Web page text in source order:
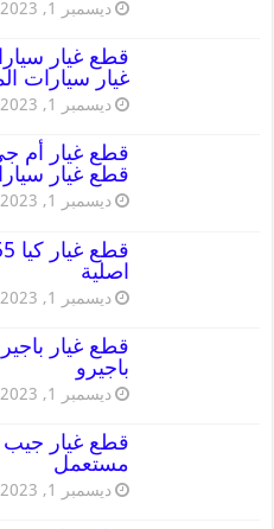
ديسمبر 1, 2023
غيار سيارات
ديسمبر 1, 2023
قطع غيار
ديسمبر 1, 2023
اصلية
ديسمبر 1, 2023
باجيرو
ديسمبر 1, 2023
مستعمل
ديسمبر 1, 2023